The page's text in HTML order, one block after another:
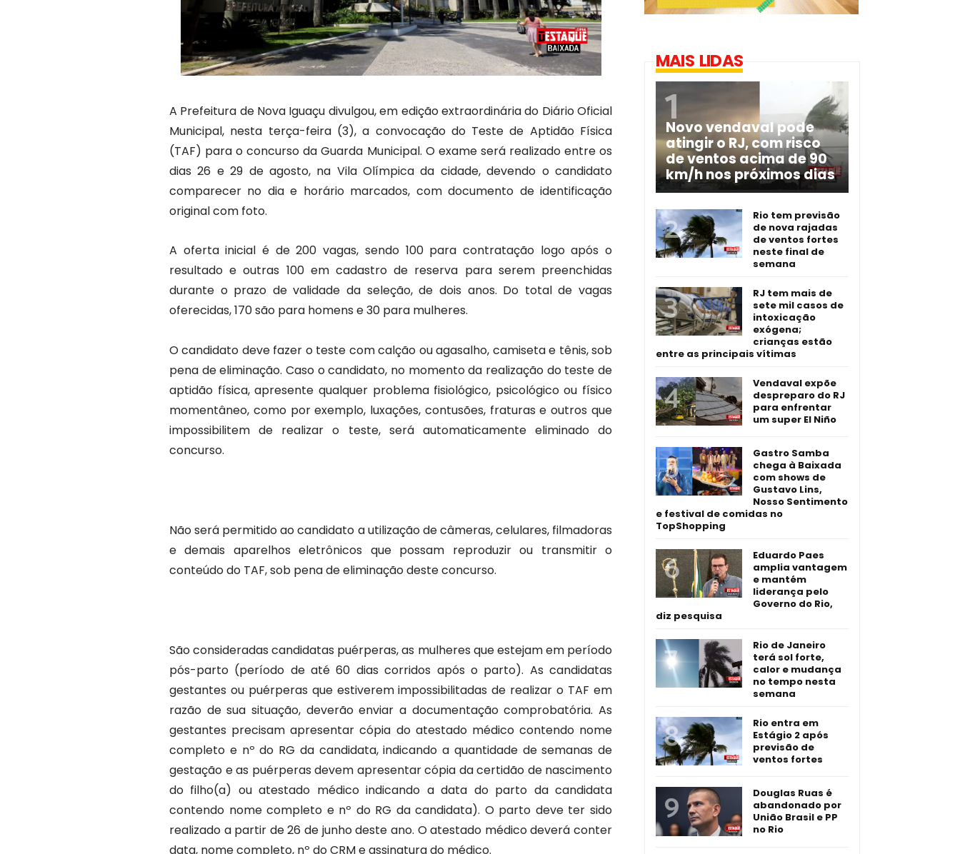
A Prefeitura de Nova Iguaçu divulgou, em edição extraordinária do Diário Oficial
Municipal, nesta terça-feira (3), a convocação do Teste de Aptidão Física
(TAF) para o concurso da Guarda Municipal. O exame será realizado entre os
dias 26 e 29 de agosto, na Vila Olímpica da cidade, devendo o candidato
comparecer no dia e horário marcados, com documento de identificação
original com foto.
A oferta inicial é de 200 vagas, sendo 100 para contratação logo após o
resultado e outras 100 em cadastro de reserva para serem preenchidas
durante o prazo de validade da seleção, de dois anos. Do total de vagas
oferecidas, 170 são para homens e 30 para mulheres.
O candidato deve fazer o teste com calção ou agasalho, camiseta e tênis, sob
pena de eliminação. Caso o candidato, no momento da realização do teste de
aptidão física, apresente qualquer problema fisiológico, psicológico ou físico
momentâneo, como por exemplo, luxações, contusões, fraturas e outros que
impossibilitem de realizar o teste, será automaticamente eliminado do
concurso.
Não será permitido ao candidato a utilização de câmeras, celulares, filmadoras
e demais aparelhos eletrônicos que possam reproduzir ou transmitir o
conteúdo do TAF, sob pena de eliminação deste concurso.
São consideradas candidatas puérperas, as mulheres que estejam em período
pós-parto (período de até 60 dias corridos após o parto). As candidatas
gestantes ou puérperas que estiverem impossibilitadas de realizar o TAF em
razão de sua situação, deverão enviar a documentação comprobatória. As
gestantes precisam apresentar cópia do atestado médico contendo nome
completo e nº do RG da candidata, indicando a quantidade de semanas de
gestação e as puérperas devem apresentar cópia da certidão de nascimento
do filho(a) ou atestado médico indicando a data do parto da candidata
contendo nome completo e nº do RG da candidata). O parto deve ter sido
realizado a partir de 26 de junho deste ano. O atestado médico deverá conter
data, nome completo, nº do CRM e assinatura do médico.
MAIS LIDAS
Novo vendaval pode
atingir o RJ, com risco
de ventos acima de 90
km/h nos próximos dias
Rio tem previsão
de nova rajadas
de ventos fortes
neste final de
semana
RJ tem mais de
sete mil casos de
intoxicação
exógena;
crianças estão
entre as principais vítimas
Vendaval expõe
despreparo do RJ
para enfrentar
um super El Niño
Gastro Samba
chega à Baixada
com shows de
Gustavo Lins,
Nosso Sentimento
e festival de comidas no
TopShopping
Eduardo Paes
amplia vantagem
e mantém
liderança pelo
Governo do Rio,
diz pesquisa
Rio de Janeiro
terá sol forte,
calor e mudança
no tempo nesta
semana
Rio entra em
Estágio 2 após
previsão de
ventos fortes
Douglas Ruas é
abandonado por
União Brasil e PP
no Rio